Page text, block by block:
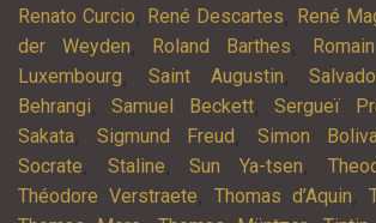
Renato Curcio, René Descartes, René
der Weyden, Roland Barthes,
Luxembourg, Saint Augustin,
Behrangi,Samuel Beckett,Sergueï
Sakata, Sigmund Freud, Simon
Socrate, Staline,Sun Ya-tsen,
Théodore Verstraete, Thomas d’Aquin,